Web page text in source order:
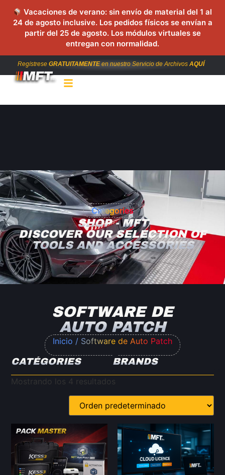
Vacaciones de verano: sin envío de material del 1 al
24 de agosto inclusive. Los pedidos físicos se envían a
partir del 25 de agosto. Los módulos virtuales se
entregan con normalidad.
Regístrese GRATUITAMENTEen nuestro Servicio de Archivos AQUÍ
Categories
SHOP - MFT
DISCOVER OUR SELECTION OF
TOOLS AND ACCESSORIES
SOFTWARE DE
AUTO PATCH
Inicio / Software de Auto Patch
CATÉGORIES BRANDS
Mostrando los 4 resultados